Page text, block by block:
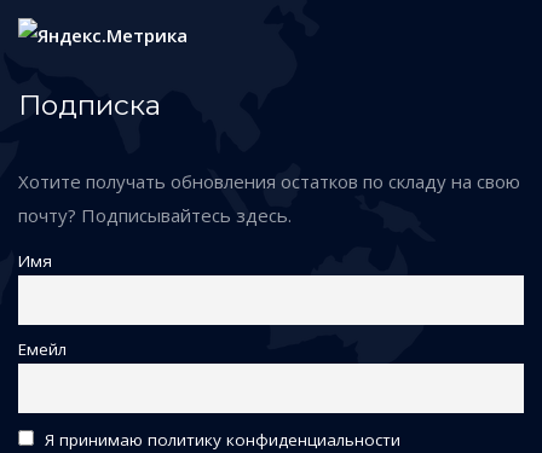
Подписка
Хотите получать обновления остатков по складу на свою
почту? Подписывайтесь здесь.
Имя
Емейл
Я принимаю политику конфиденциальности